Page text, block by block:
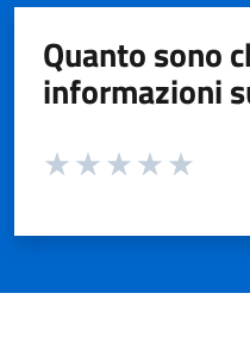
Quanto sono
informazioni
Valuta da 1 a 5 stelle la pagina